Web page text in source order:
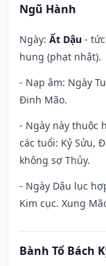
Ngũ Hành
Ngày: Ất Dậu -
hung (phạt nhật).
- Nạp âm: Ngày
Đinh Mão.
- Ngày này thuộc
các tuổi: Kỷ Sửu,
không sợ Thủy.
- Ngày Dậu lục
Kim cục. Xung
Bành Tổ Bách